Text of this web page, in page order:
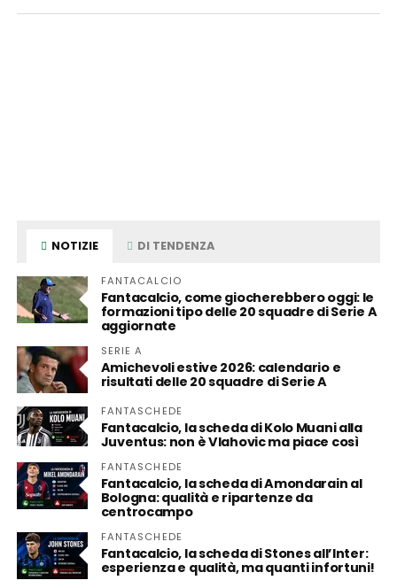
NOTIZIE DI TENDENZA
FANTACALCIO
Fantacalcio, come giocherebbero oggi: le
formazioni tipo delle 20 squadre di Serie A
aggiornate
SERIE A
Amichevoli estive 2026: calendario e
risultati delle 20 squadre di Serie A
FANTASCHEDE
Fantacalcio, la scheda di Kolo Muani alla
Juventus: non è Vlahovic ma piace così
FANTASCHEDE
Fantacalcio, la scheda di Amondarain al
Bologna: qualità e ripartenze da
centrocampo
FANTASCHEDE
Fantacalcio, la scheda di Stones all’Inter:
esperienza e qualità, ma quanti infortuni!